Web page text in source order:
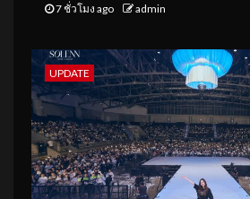
7 ชั่วโมง ago admin
UPDATE